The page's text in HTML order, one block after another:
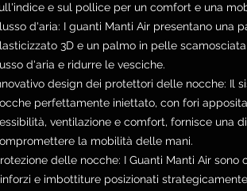
e sul pollice per un comfort e una
d'aria: I guanti Manti Air presentano una
3D e un palmo in pelle
d'aria e ridurre le vesciche.
design dei protettori delle nocche: Il
perfettamente iniettato, con fori
ventilazione e comfort, fornisce una
la mobilità delle mani.
delle nocche: I Guanti Manti Air sono
e imbottiture posizionati